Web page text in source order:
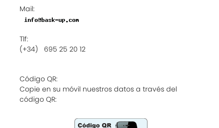
Mail:
Tlf:
(+34) 695 25 20 12
Código QR:
Copie en su móvil nuestros datos a través del
código QR: